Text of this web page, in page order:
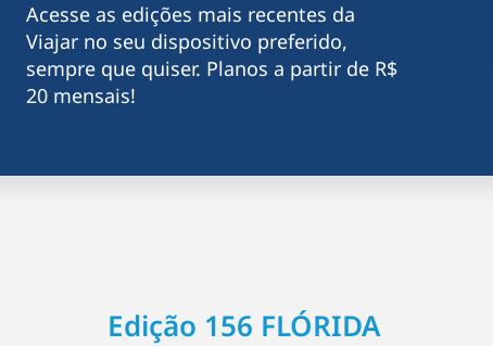
Acesse as edições mais recentes da
Viajar no seu dispositivo preferido,
sempre que quiser. Planos a partir de R$
20 mensais!
Edição 156 FLÓRIDA